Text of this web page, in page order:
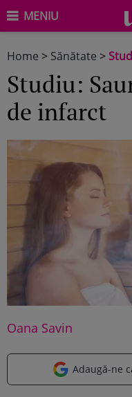
MENIU
Home > Sănătate >
Studiu:
de infarct
Oana Savin
Adaugă-ne